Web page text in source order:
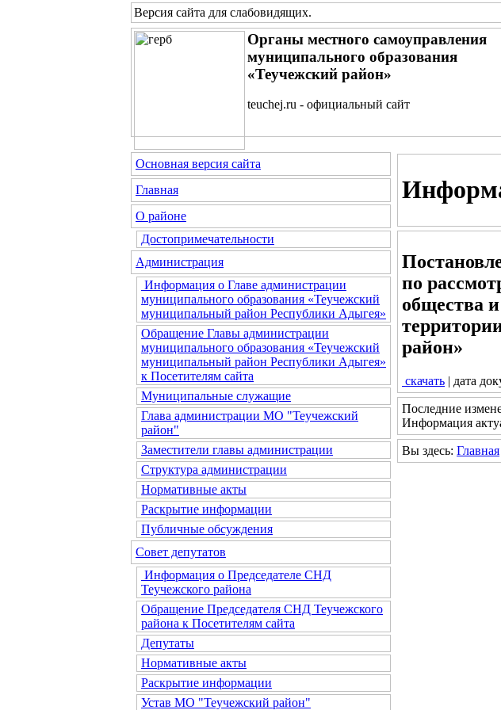
Версия сайта для слабовидящих.
Органы местного самоуправления
муниципального образования
«Теучежский район»
teuchej.ru - официальный сайт
Основная версия сайта
Главная
О районе
Достопримечательности
Администрация
Информация о Главе администрации
муниципального образования «Теучежский
муниципальный район Республики Адыгея»
Обращение Главы администрации
муниципального образования «Теучежский
муниципальный район Республики Адыгея»
к Посетителям сайта
Муниципальные служащие
Глава администрации МО "Теучежский
район"
Заместители главы администрации
Структура администрации
Нормативные акты
Раскрытие информации
Публичные обсуждения
Совет депутатов
Информация о Председателе СНД
Теучежского района
Обращение Председателя СНД Теучежского
района к Посетителям сайта
Депутаты
Нормативные акты
Раскрытие информации
Устав МО "Теучежский район"
по
общества
район»
скачать | дата
Последние
Информация
Вы здесь: Главная